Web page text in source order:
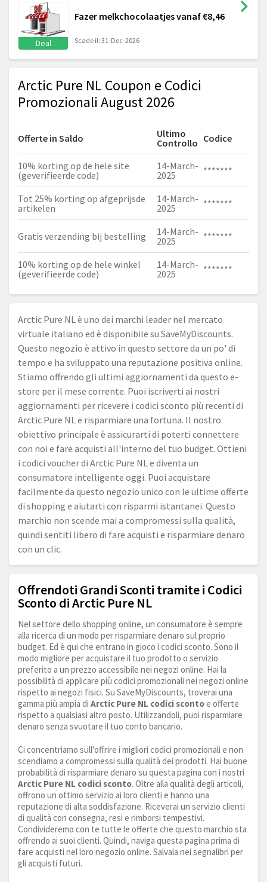
Deal
Fazer melkchocolaatjes vanaf €8,46
Scade il: 31-Dec-2026
Arctic Pure NL Coupon e Codici
Promozionali August 2026
Offerte in Saldo
Ultimo
Controllo Codice
10% korting op de hele site
(geverifieerde code)
14-March-
2025
*******
Tot 25% korting op afgeprijsde
artikelen
14-March-
2025
*******
Gratis verzending bij bestelling
14-March-
2025
*******
10% korting op de hele winkel
(geverifieerde code)
14-March-
2025
*******
Arctic Pure NL è uno dei marchi leader nel mercato
virtuale italiano ed è disponibile su SaveMyDiscounts.
Questo negozio è attivo in questo settore da un po' di
tempo e ha sviluppato una reputazione positiva online.
Stiamo offrendo gli ultimi aggiornamenti da questo e-
store per il mese corrente. Puoi iscriverti ai nostri
aggiornamenti per ricevere i codici sconto più recenti di
Arctic Pure NL e risparmiare una fortuna. Il nostro
obiettivo principale è assicurarti di poterti connettere
con noi e fare acquisti all'interno del tuo budget. Ottieni
i codici voucher di Arctic Pure NL e diventa un
consumatore intelligente oggi. Puoi acquistare
facilmente da questo negozio unico con le ultime offerte
di shopping e aiutarti con risparmi istantanei. Questo
marchio non scende mai a compromessi sulla qualità,
quindi sentiti libero di fare acquisti e risparmiare denaro
con un clic.
Offrendoti Grandi Sconti tramite i Codici
Sconto di Arctic Pure NL
Nel settore dello shopping online, un consumatore è sempre
alla ricerca di un modo per risparmiare denaro sul proprio
budget. Ed è qui che entrano in gioco i codici sconto. Sono il
modo migliore per acquistare il tuo prodotto o servizio
preferito a un prezzo accessibile nei negozi online. Hai la
possibilità di applicare più codici promozionali nei negozi online
rispetto ai negozi fisici. Su SaveMyDiscounts, troverai una
gamma più ampia di Arctic Pure NL codici scontoe offerte
rispetto a qualsiasi altro posto. Utilizzandoli, puoi risparmiare
denaro senza svuotare il tuo conto bancario.
Ci concentriamo sull'offrire i migliori codici promozionali e non
scendiamo a compromessi sulla qualità dei prodotti. Hai buone
probabilità di risparmiare denaro su questa pagina con i nostri
Arctic Pure NL codici sconto. Oltre alla qualità degli articoli,
offrono un ottimo servizio ai loro clienti e hanno una
reputazione di alta soddisfazione. Riceverai un servizio clienti
di qualità con consegna, resi e rimborsi tempestivi.
Condivideremo con te tutte le offerte che questo marchio sta
offrendo ai suoi clienti. Quindi, naviga questa pagina prima di
fare acquisti nel loro negozio online. Salvala nei segnalibri per
gli acquisti futuri.